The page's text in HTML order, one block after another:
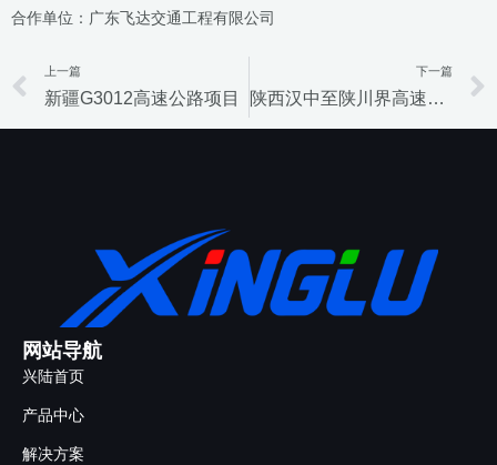
合作单位：广东飞达交通工程有限公司
Prev
上一篇
新疆G3012高速公路项目
下一篇
陕西汉中至陕川界高速公路机电工程
网站导航
兴陆首页
产品中心
解决方案